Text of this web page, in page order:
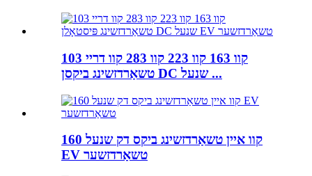
103 קוו 163 קוו 223 קוו 283 קוו דריי
טשאַרדזשינג ביקסן DC שנעל ...
160 קוו איין טשאַרדזשינג ביקס דק שנעל
EV טשאַרדזשער